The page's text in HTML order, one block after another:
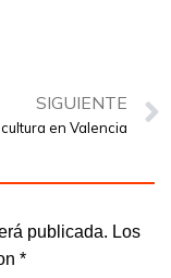
SIGUIENTE
en Valencia
publicada. Los
*